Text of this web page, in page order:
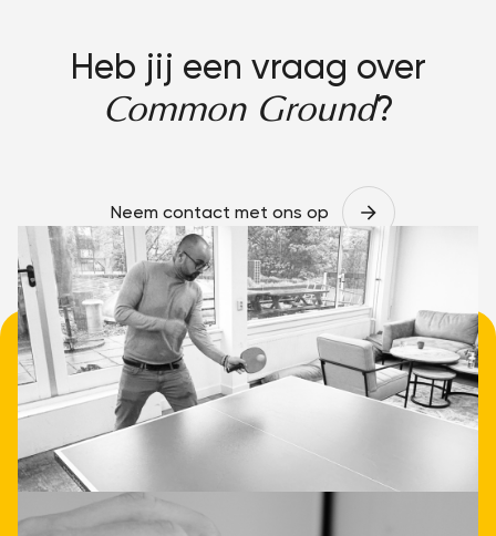
Heb jij een vraag over
Common Ground?
Neem contact met ons op
• Nieuwsgierig geworden?
Data- en
applicatieintegratie hoeft